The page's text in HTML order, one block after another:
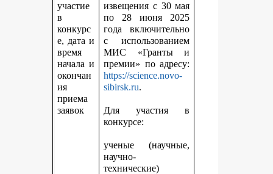
участие
в
конкурс
е, дата и
время
начала и
окончан
ия
приема
заявок
извещения с 30 мая
по 28 июня 2025
года включительно
с использованием
МИС «Гранты и
премии» по адресу:
https://science.novo-
sibirsk.ru.
Для участия в
конкурсе:
ученые (научные,
научно-
технические)